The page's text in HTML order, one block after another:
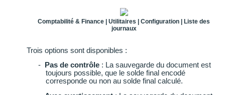
Comptabilité & Finance | Utilitaires | Configuration | Liste des
journaux
Trois options sont disponibles :
-
Pas de contrôle : La sauvegarde du document est
toujours possible, que le solde final encodé
corresponde ou non au solde final calculé.